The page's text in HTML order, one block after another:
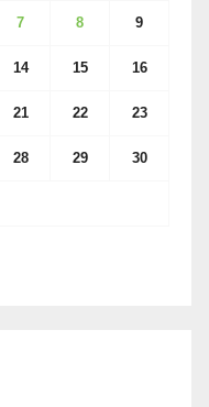
7 8 9
14 15 16
21 22 23
28 29 30